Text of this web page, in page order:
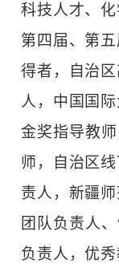
科技人才、化
第四届、第
得者，自治
人，中国国
金奖指导教
师，自治区
责人，新疆
团队负责人
负责人，优